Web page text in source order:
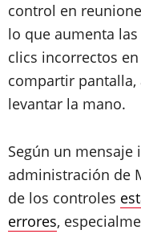
control en
lo que aumenta
clics incorrectos
compartir
levantar la mano.
Según un
administración de
de los controles
errores,